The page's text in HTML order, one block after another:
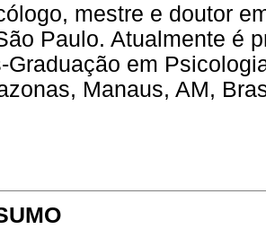
mestre e doutor
Paulo. Atualmente é
Graduação em
Manaus, AM,